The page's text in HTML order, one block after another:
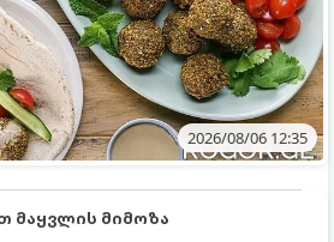
2026/08/06 12:35
მაყვლის მიმოზა